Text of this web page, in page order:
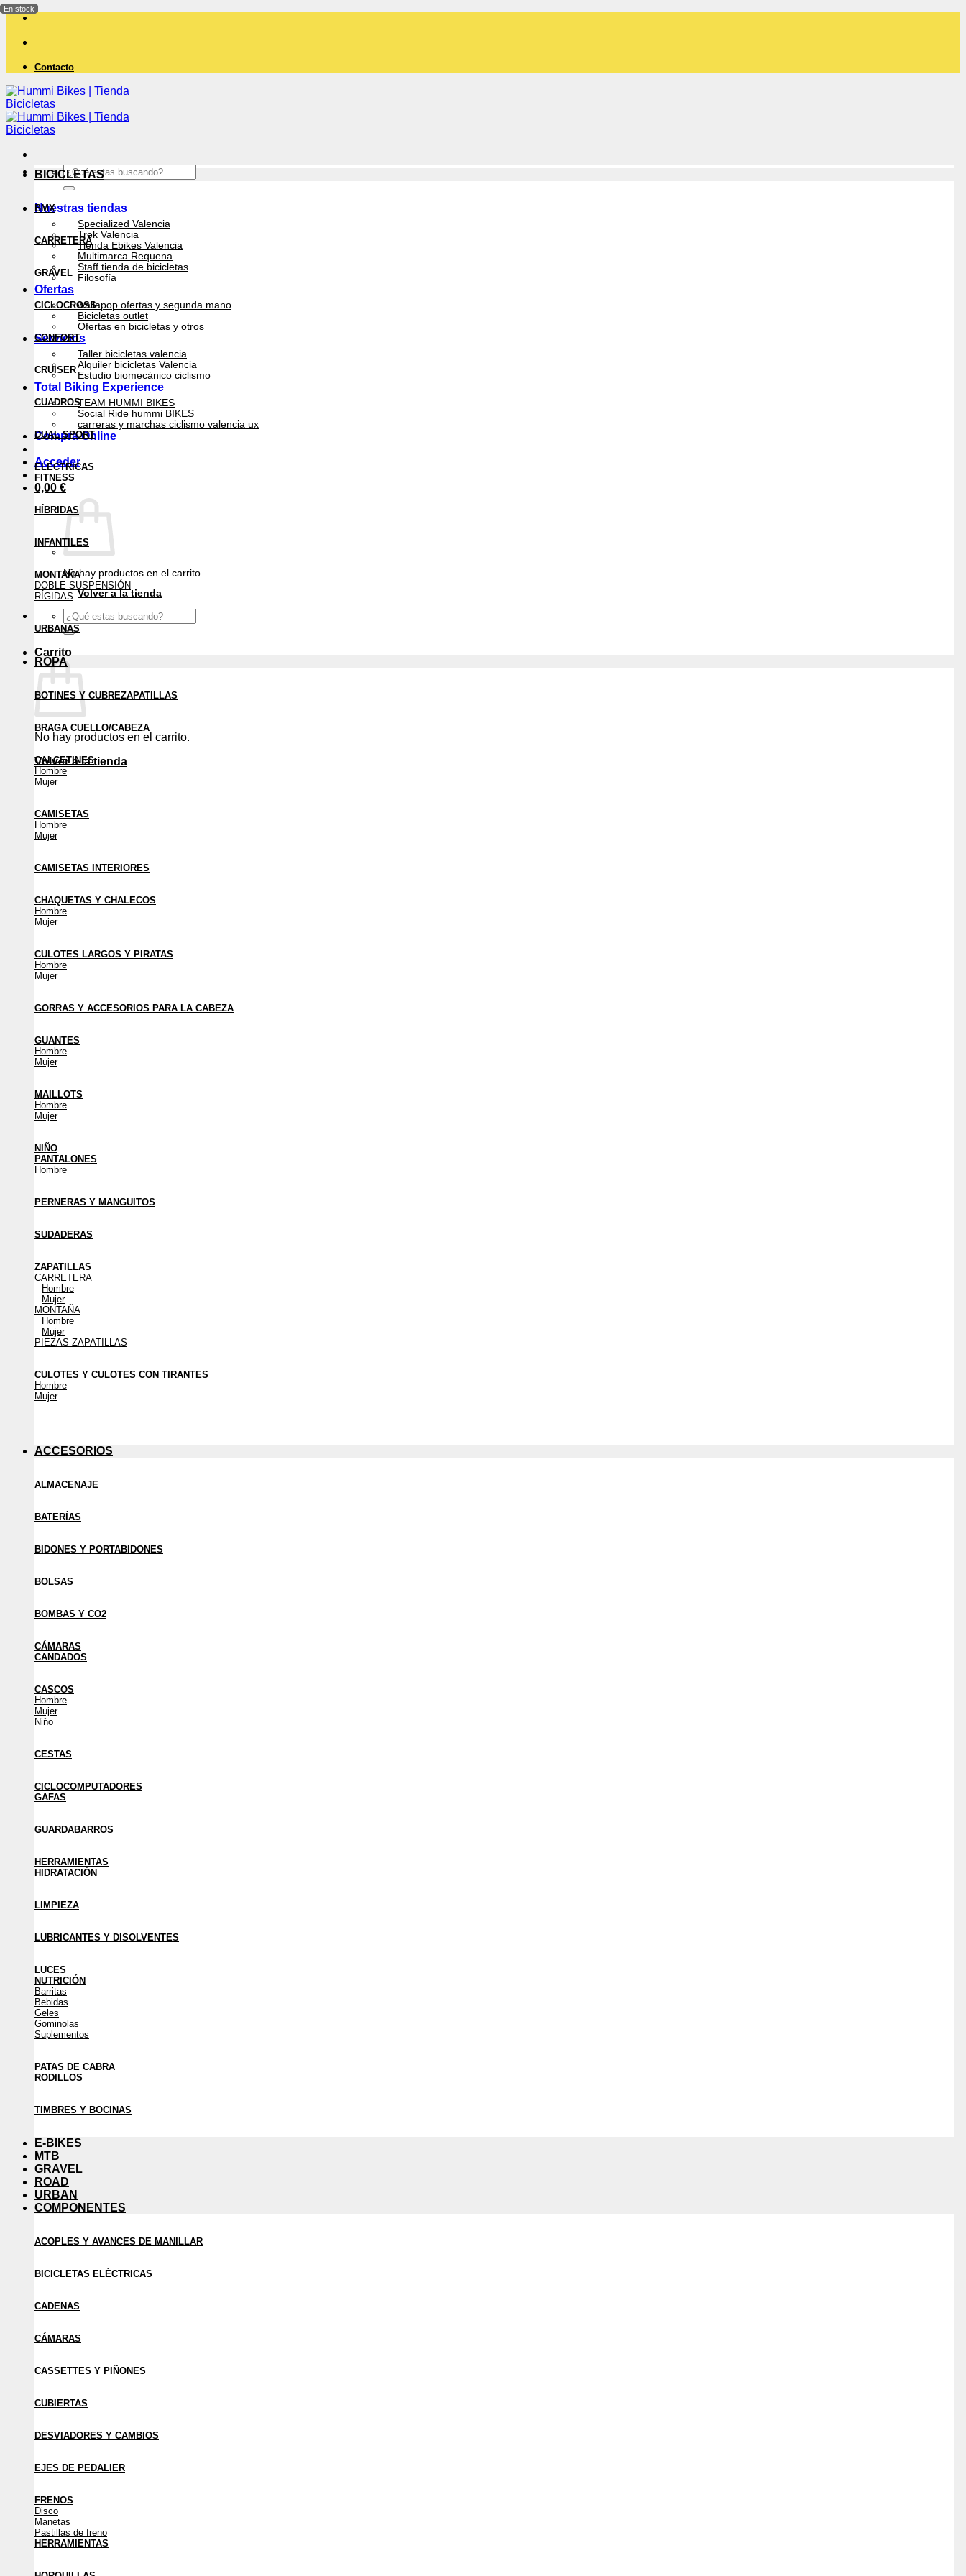
Saltar
contenido
Contacto
Buscar
por:
Nuestras tiendas
Specialized Valencia
Trek Valencia
Tienda Ebikes Valencia
Multimarca Requena
Staff tienda de bicicletas
Filosofía
Ofertas
wallapop ofertas y segunda mano
Bicicletas outlet
Ofertas en bicicletas y otros
Servicios
Taller bicicletas valencia
Alquiler bicicletas Valencia
Estudio biomecánico ciclismo
Total Biking Experience
TEAM HUMMI BIKES
Social Ride hummi BIKES
carreras y marchas ciclismo valencia ux
Compra Online
Acceder
0,00 €
No hay productos en el carrito.
Volver a la tienda
Buscar
por:
Carrito
No hay productos en el carrito.
Volver a la tienda
BICICLETAS
BMX
CARRETERA
GRAVEL
CICLOCROSS
CONFORT
CRUISER
CUADROS
DUAL SPORT
ELÉCTRICAS
FITNESS
HÍBRIDAS
INFANTILES
MONTAÑA
DOBLE SUSPENSIÓN
RÍGIDAS
URBANAS
ROPA
BOTINES Y CUBREZAPATILLAS
BRAGA CUELLO/CABEZA
CALCETINES
Hombre
Mujer
CAMISETAS
Hombre
Mujer
CAMISETAS INTERIORES
CHAQUETAS Y CHALECOS
Hombre
Mujer
CULOTES LARGOS Y PIRATAS
Hombre
Mujer
GORRAS Y ACCESORIOS PARA LA CABEZA
GUANTES
Hombre
Mujer
MAILLOTS
Hombre
Mujer
NIÑO
PANTALONES
Hombre
PERNERAS Y MANGUITOS
SUDADERAS
ZAPATILLAS
CARRETERA
Hombre
Mujer
MONTAÑA
Hombre
Mujer
PIEZAS ZAPATILLAS
CULOTES Y CULOTES CON TIRANTES
Hombre
Mujer
ACCESORIOS
ALMACENAJE
BATERÍAS
BIDONES Y PORTABIDONES
BOLSAS
BOMBAS Y CO2
CÁMARAS
CANDADOS
CASCOS
Hombre
Mujer
Niño
CESTAS
CICLOCOMPUTADORES
GAFAS
GUARDABARROS
HERRAMIENTAS
HIDRATACIÓN
LIMPIEZA
LUBRICANTES Y DISOLVENTES
LUCES
NUTRICIÓN
Barritas
Bebidas
Geles
Gominolas
Suplementos
PATAS DE CABRA
RODILLOS
TIMBRES Y BOCINAS
E-BIKES
MTB
GRAVEL
ROAD
URBAN
COMPONENTES
ACOPLES Y AVANCES DE MANILLAR
BICICLETAS ELÉCTRICAS
CADENAS
CÁMARAS
CASSETTES Y PIÑONES
CUBIERTAS
DESVIADORES Y CAMBIOS
EJES DE PEDALIER
FRENOS
Disco
Manetas
Pastillas de freno
HERRAMIENTAS